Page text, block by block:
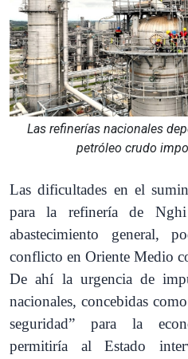
Las refinerías nacionales
petróleo crudo
Las dificultades en el
para la refinería de
abastecimiento general,
conflicto en Oriente Medio
De ahí la urgencia de
nacionales, concebidas
seguridad” para la
permitiría al Estado